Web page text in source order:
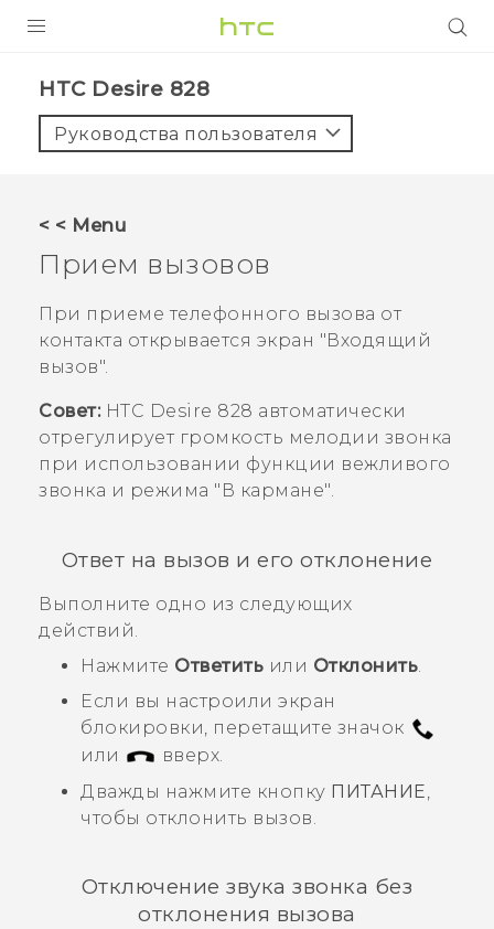
5G
ПОДДЕРЖКА
HTC Desire 828‎
Руководства пользователя
< < Menu
Прием вызовов
При приеме телефонного вызова от
контакта открывается экран "Входящий
вызов".
Совет: HTC Desire 828 автоматически
отрегулирует громкость мелодии звонка
при использовании функции вежливого
звонка и режима "‍В кармане"‍.
Ответ на вызов и его отклонение
Выполните одно из следующих
действий.
Нажмите Ответить или Отклонить
Если вы настроили экран
блокировки, перетащите значок
или
вверх.
Дважды нажмите кнопку ПИТАНИЕ,
чтобы отклонить вызов.
Отключение звука звонка без
отклонения вызова